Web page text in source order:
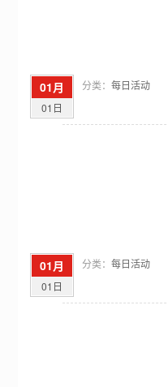
01月
01日
分类： 每日活动
01月
01日
分类： 每日活动